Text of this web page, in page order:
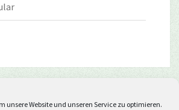
unsere Website und unseren Service zu optimieren.